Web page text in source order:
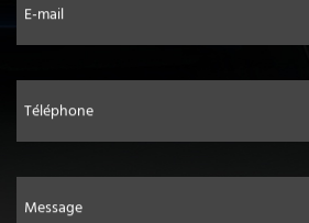
E-mail
Téléphone
Message